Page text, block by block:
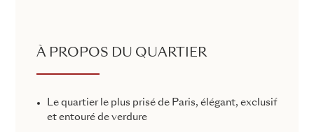
À PROPOS DU QUARTIER
Le quartier le plus prisé de Paris, élégant, exclusif
et entouré de verdure